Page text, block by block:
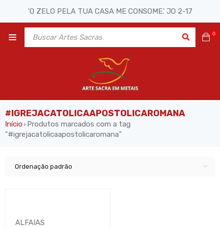
'O ZELO PELA TUA CASA ME CONSOME.' JO 2-17
0
#IGREJACATOLICAAPOSTOLICAROMANA
Início› Produtos marcados com a tag
“#igrejacatolicaapostolicaromana”
Ordenação padrão
ALFAIAS